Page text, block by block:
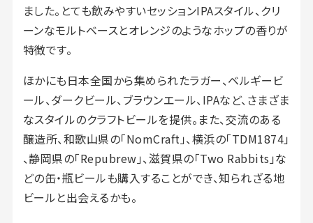
ました。とても飲みやすいセッションIPAスタイル、クリ
ーンなモルトベースとオレンジのようなホップの香りが
特徴です。
ほかにも日本全国から集められたラガー、ベルギービ
ール、ダークビール、ブラウンエール、IPAなど、さまざま
なスタイルのクラフトビールを提供。また、交流のある
醸造所、和歌山県の「NomCraft」、横浜の「TDM1874」
、静岡県の「Repubrew」、滋賀県の「Two Rabbits」な
どの缶・瓶ビールも購入することができ、知られざる地
ビールと出会えるかも。